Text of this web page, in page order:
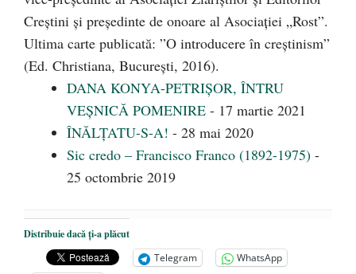
Creştini şi preşedinte de onoare al Asociaţiei „Rost”.
Ultima carte publicată: ”O introducere în creștinism”
(Ed. Christiana, Bucureşti, 2016).
DANA KONYA-PETRIȘOR, ÎNTRU
VEȘNICĂ POMENIRE - 17 martie 2021
ÎNĂLȚATU-S-A! - 28 mai 2020
Sic credo – Francisco Franco (1892-1975) -
25 octombrie 2019
Distribuie dacă ți-a plăcut
Telegram
WhatsApp